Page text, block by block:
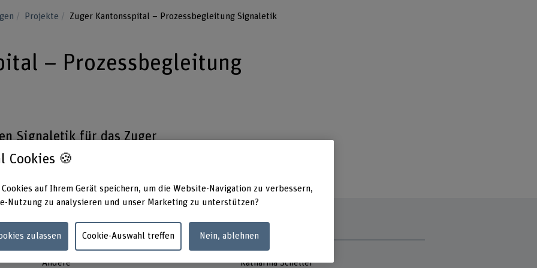
Projekte Zuger Kantonsspital – Prozessbegleitung Signaletik
– Prozessbegleitung
Signaletik für das Zuger
der Heterogenität der
Förderorganisation
Andere
Projektmitarbeitende
Katharina Scheller
Cookies 🍪
auf Ihrem Gerät speichern, um die Website-Navigation zu verbessern,
Nutzung zu analysieren und unser Marketing zu unterstützen?
zulassen Cookie-Auswahl treffen Nein, ablehnen